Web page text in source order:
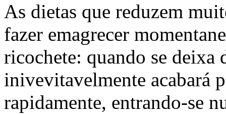
As dietas que reduzem
fazer emagrecer
ricochete: quando se deixa
inivevitavelmente acabará
rapidamente, entrando-se